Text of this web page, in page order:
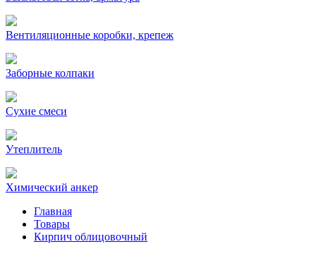
Вентиляционные коробки, крепеж
Заборные колпаки
Сухие смеси
Утеплитель
Химический анкер
Главная
Товары
Кирпич облицовочный